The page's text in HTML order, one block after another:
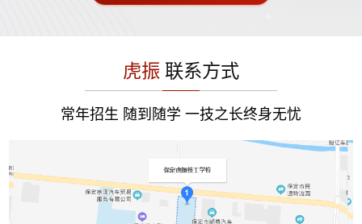
虎振 联系方式
常年招生 随到随学 一技之长终身无忧